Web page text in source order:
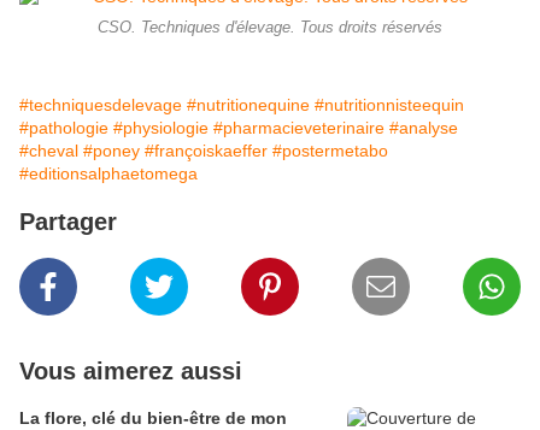
CSO. Techniques d'élevage. Tous droits réservés
#techniquesdelevage #nutritionequine #nutritionnisteequin
#pathologie #physiologie #pharmacieveterinaire #analyse
#cheval #poney #françoiskaeffer #postermetabo
#editionsalphaetomega
Partager
Vous aimerez aussi
La flore, clé du bien-être de mon